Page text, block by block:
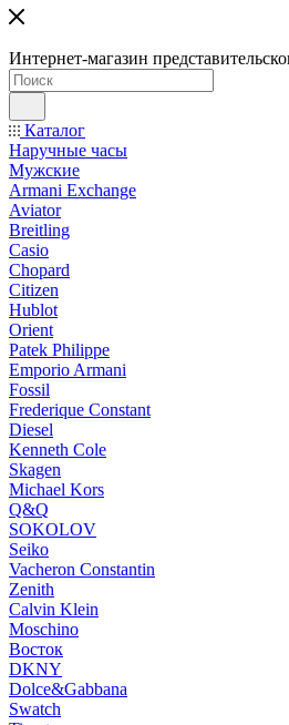
Интернет-магазин
Каталог
Наручные часы
Мужские
Armani Exchange
Aviator
Breitling
Casio
Chopard
Citizen
Hublot
Orient
Patek Philippe
Emporio Armani
Fossil
Frederique Constant
Diesel
Kenneth Cole
Skagen
Michael Kors
Q&Q
SOKOLOV
Seiko
Vacheron Constantin
Zenith
Calvin Klein
Moschino
Восток
DKNY
Dolce&Gabbana
Swatch